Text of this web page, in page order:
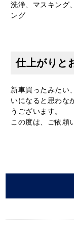
洗浄、マスキング
ング
仕上がりと
新車買ったみたい
いになると思わな
うございます。
この度は、ご依頼